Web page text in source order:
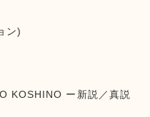
ン)
KOSHINO ー新説／真説